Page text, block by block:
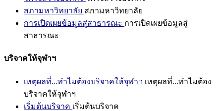
สภามหาวิทยาลัย สภามหาวิทยาลัย
การเปิดเผยข้อมูลสู่สาธารณะ การเปิดเผยข้อมูลสู่
สาธารณะ
บริจาคให้จุฬาฯ
เหตุผลที่...ทำไมต้องบริจาคให้จุฬาฯ เหตุผลที่...ทำไมต้อง
บริจาคให้จุฬาฯ
เริ่มต้นบริจาค เริ่มต้นบริจาค